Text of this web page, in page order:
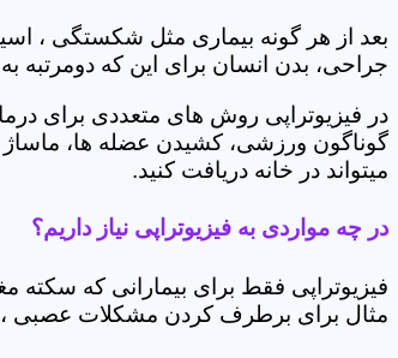
بعد از هر گونه بیماری مثل شکستگی ،
جراحی، بدن انسان برای این که دومرتبه
در فیزیوتراپی روش های متعددی برای
گوناگون ورزشی، کشیدن عضله ها،
میتواند در خانه دریافت کنید.
در چه مواردی به فیزیوتراپی نیاز داریم؟
فیزیوتراپی فقط برای بیمارانی که
مثال برای برطرف کردن مشکلات عصبی